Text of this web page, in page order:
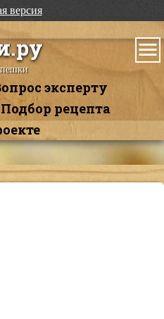
версия
эксперту
Подбор рецепта